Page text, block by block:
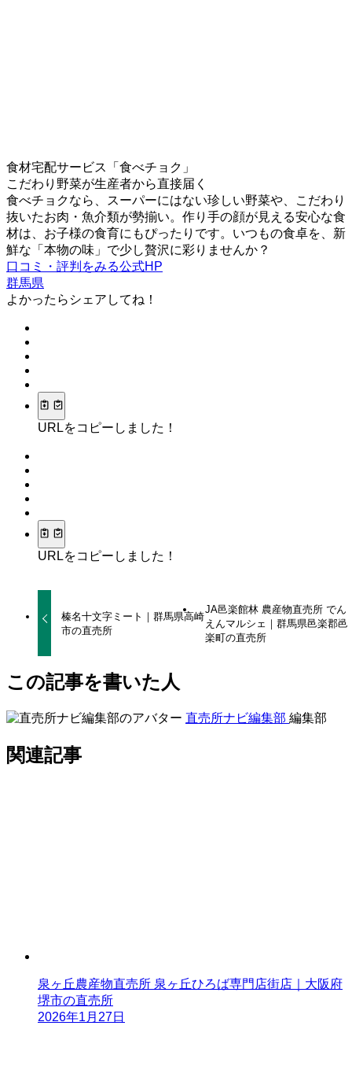
食材宅配サービス「食べチョク」
こだわり野菜が生産者から直接届く
食べチョクなら、スーパーにはない珍しい野菜や、こだわり
抜いたお肉・魚介類が勢揃い。作り手の顔が見える安心な食
材は、お子様の食育にもぴったりです。いつもの食卓を、新
鮮な「本物の味」で少し贅沢に彩りませんか？
口コミ・評判をみる公式HP
群馬県
よかったらシェアしてね！
URLをコピーしました！
URLをコピーしました！
榛名十文字ミート｜群馬県高崎
市の直売所
JA邑楽館林 農産物直売所 でん
えんマルシェ｜群馬県邑楽郡邑
楽町の直売所
この記事を書いた人
直売所ナビ編集部 編集部
関連記事
泉ヶ丘農産物直売所 泉ヶ丘ひろば専門店街店｜大阪府
堺市の直売所
2026年1月27日